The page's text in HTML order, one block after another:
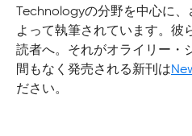
Technologyの分野を中心に
よって執筆されています。彼
読者へ。それがオライリー・
間もなく発売される新刊は
ださい。